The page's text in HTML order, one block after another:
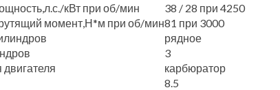
кВт при об/мин
38 / 28 при 4250
момент,Н*м при об/мин81 при 3000
рядное
3
карбюратор
8.5